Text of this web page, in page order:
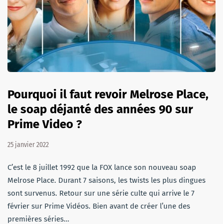
Pourquoi il faut revoir Melrose Place,
le soap déjanté des années 90 sur
Prime Video ?
25 janvier 2022
C’est le 8 juillet 1992 que la FOX lance son nouveau soap
Melrose Place. Durant 7 saisons, les twists les plus dingues
sont survenus. Retour sur une série culte qui arrive le 7
février sur Prime Vidéos. Bien avant de créer l’une des
premières séries…